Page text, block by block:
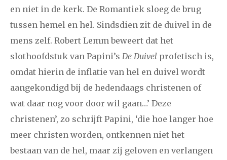
en niet in de kerk. De Romantiek sloeg de brug
tussen hemel en hel. Sindsdien zit de duivel in de
mens zelf. Robert Lemm beweert dat het
slothoofdstuk van Papini’s De Duivel profetisch is,
omdat hierin de inflatie van hel en duivel wordt
aangekondigd bij de hedendaags christenen of
wat daar nog voor door wil gaan…’ Deze
christenen’, zo schrijft Papini, ‘die hoe langer hoe
meer christen worden, ontkennen niet het
bestaan van de hel, maar zij geloven en verlangen